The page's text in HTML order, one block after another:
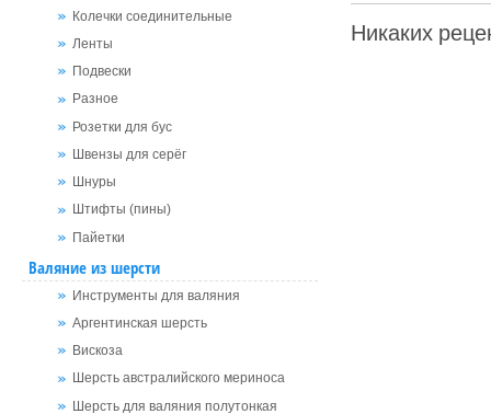
Колечки соединительные
Ленты
Подвески
Разное
Розетки для бус
Швензы для серёг
Шнуры
Штифты (пины)
Пайетки
Валяние из шерсти
Инструменты для валяния
Аргентинская шерсть
Вискоза
Шерсть австралийского мериноса
Шерсть для валяния полутонкая
Никаких